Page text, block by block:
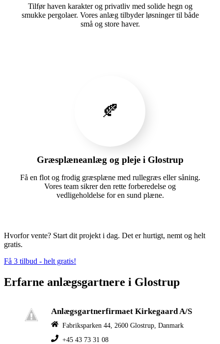
Tilfør haven karakter og privatliv med solide hegn og
smukke pergolaer. Vores anlæg tilbyder løsninger til både
små og store haver.
🍂
Græsplæneanlæg og pleje i Glostrup
Få en flot og frodig græsplæne med rullegræs eller såning.
Vores team sikrer den rette forberedelse og
vedligeholdelse for en sund plæne.
Hvorfor vente? Start dit projekt i dag. Det er hurtigt, nemt og helt
gratis.
Få 3 tilbud - helt gratis!
Erfarne anlægsgartnere i Glostrup
Anlægsgartnerfirmaet Kirkegaard A/S
Fabriksparken 44, 2600 Glostrup, Danmark
+45 43 73 31 08